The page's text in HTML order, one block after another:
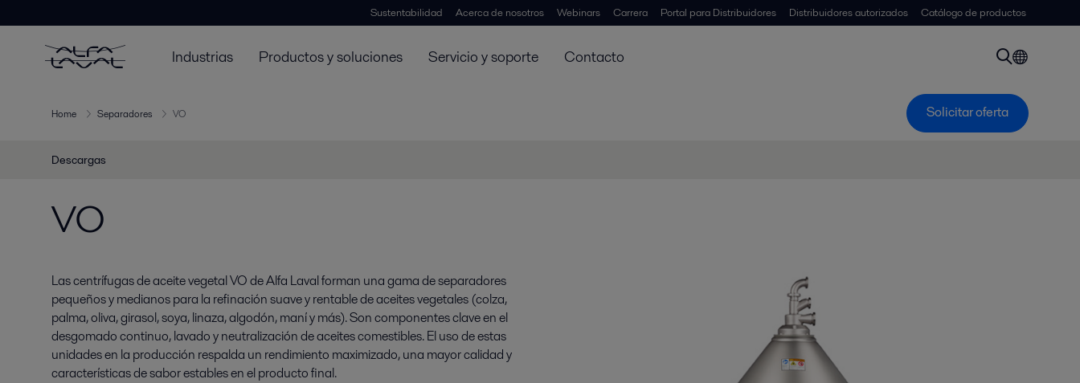
Sustentabilidad Acerca de nosotros Webinars Carrera Portal para Distribuidores Distribuidores autorizados Catálogo de productos
Industrias Productos y soluciones Servicio y soporte Contacto
Home Separadores VO Solicitar oferta
Descargas
VO
Las centrífugas de aceite vegetal VO de Alfa Laval forman una gama de separadores
pequeños y medianos para la refinación suave y rentable de aceites vegetales (colza,
palma, oliva, girasol, soya, linaza, algodón, maní y más). Son componentes clave en el
desgomado continuo, lavado y neutralización de aceites comestibles. El uso de estas
unidades en la producción respalda un rendimiento maximizado, una mayor calidad y
características de sabor estables en el producto final.